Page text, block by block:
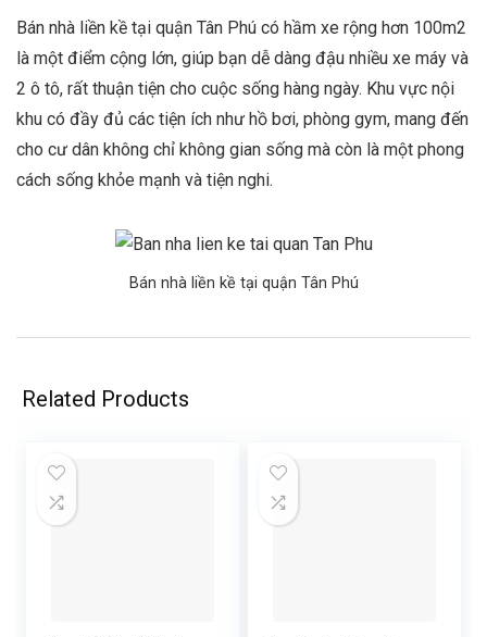
Bán nhà liền kề tại quận Tân Phú có hầm xe rộng hơn 100m2
là một điểm cộng lớn, giúp bạn dễ dàng đậu nhiều xe máy và
2 ô tô, rất thuận tiện cho cuộc sống hàng ngày. Khu vực nội
khu có đầy đủ các tiện ích như hồ bơi, phòng gym, mang đến
cho cư dân không chỉ không gian sống mà còn là một phong
cách sống khỏe mạnh và tiện nghi.
Bán nhà liền kề tại quận Tân Phú
Related Products